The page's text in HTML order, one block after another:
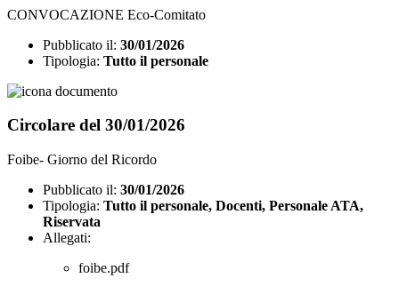
CONVOCAZIONE Eco-Comitato
Pubblicato il: 30/01/2026
Tipologia: Tutto il personale
Circolare del 30/01/2026
Foibe- Giorno del Ricordo
Pubblicato il: 30/01/2026
Tipologia: Tutto il personale, Docenti, Personale ATA,
Riservata
Allegati:
foibe.pdf